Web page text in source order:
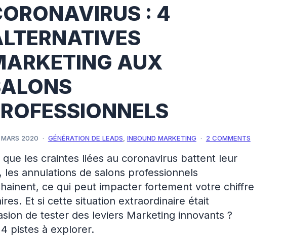
: 4
AUX
2020 GÉNÉRATION DE LEADS INBOUND MARKETING 2 COMMENTS
que les craintes liées au coronavirus battent leur
les annulations de salons professionnels
ce qui peut impacter fortement votre chiffre
Et si cette situation extraordinaire était
de tester des leviers Marketing innovants ?
pistes à explorer.